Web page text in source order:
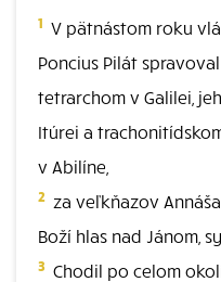
1 V pätnástom roku
Poncius Pilát
tetrarchom v Galilei,
Itúrei a
v Abilíne,
2 za veľkňazov
Boží hlas nad Jánom,
3 Chodil po celom